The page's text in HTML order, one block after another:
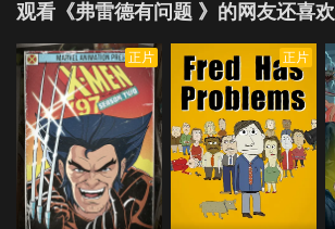
观看《弗雷德有问题 》的网友还喜欢
正片 正片